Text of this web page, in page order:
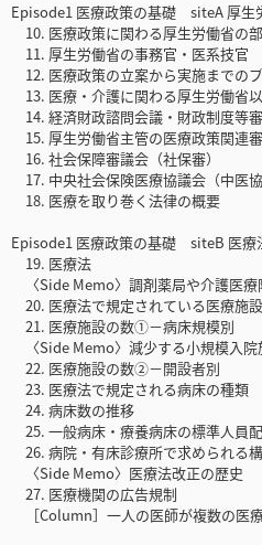
Episode1 医療政策の基礎 siteA 厚生
10. 医療政策に関わる厚生労働省の
11. 厚生労働省の事務官・医系技官
12. 医療政策の立案から実施までの
13. 医療・介護に関わる厚生労働省
14. 経済財政諮問会議・財政制度等
15. 厚生労働省主管の医療政策関連
16. 社会保障審議会（社保審）
17. 中央社会保険医療協議会（中医協
18. 医療を取り巻く法律の概要
Episode1 医療政策の基礎 siteB 医療
19. 医療法
〈Side Memo〉調剤薬局や介護医療
20. 医療法で規定されている医療施設
21. 医療施設の数①－病床規模別
〈Side Memo〉減少する小規模入院
22. 医療施設の数②－開設者別
23. 医療法で規定される病床の種類
24. 病床数の推移
25. 一般病床・療養病床の標準人員
26. 病院・有床診療所で求められる
〈Side Memo〉医療法改正の歴史
27. 医療機関の広告規制
［Column］一人の医師が複数の医